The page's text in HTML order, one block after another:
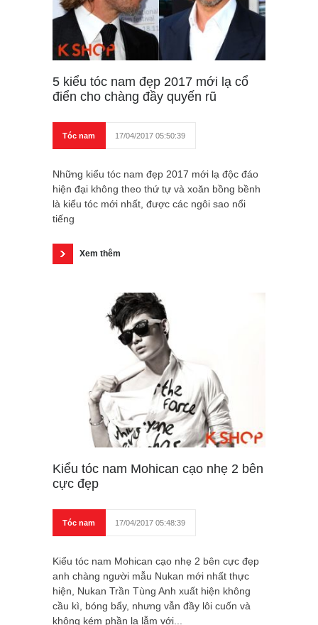
5 kiểu tóc nam đẹp 2017 mới lạ cổ
điển cho chàng đầy quyến rũ
Tóc nam 17/04/2017 05:50:39
Những kiểu tóc nam đẹp 2017 mới lạ độc đáo
hiện đại không theo thứ tự và xoăn bồng bềnh
là kiểu tóc mới nhất, được các ngôi sao nổi
tiếng
Xem thêm
Kiểu tóc nam Mohican cạo nhẹ 2 bên
cực đẹp
Tóc nam 17/04/2017 05:48:39
Kiểu tóc nam Mohican cạo nhẹ 2 bên cực đẹp
anh chàng người mẫu Nukan mới nhất thực
hiện, Nukan Trần Tùng Anh xuất hiện không
cầu kì, bóng bẩy, nhưng vẫn đầy lôi cuốn và
không kém phần lạ lẫm với...